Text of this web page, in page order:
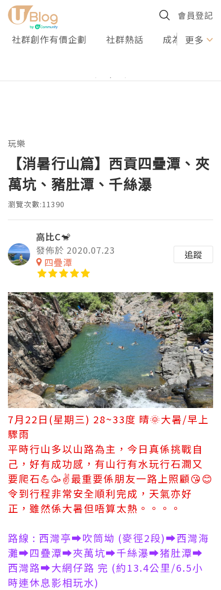
會員登記
社群創作有價企劃 社群熱話 成為U更多
玩樂
【消暑行山篇】西貢四疊潭、夾
萬坑、豬肚潭、千絲瀑
瀏覽次數:11390
高比C🐒
發佈於 2020.07.23
四疊潭
追蹤
7月22日(星期三) 28~33度 晴🌞大暑/早上
驟雨
平時行山多以山路為主，今日真係挑戰自
己，好有成功感，有山行有水玩行石澗又
要爬石💪🥳✌最重要係朋友一路上照顧😘😊
令到行程非常安全順利完成，天氣亦好
正，雖然係大暑但唔算太熱。。。。
路線 : 西灣亭➡吹筒坳 (麥徑2段)➡西灣海
灘➡四疊潭➡夾萬坑➡千絲瀑➡猪肚潭➡
西灣路➡大網仔路 完 (約13.4公里/6.5小
時連休息影相玩水)